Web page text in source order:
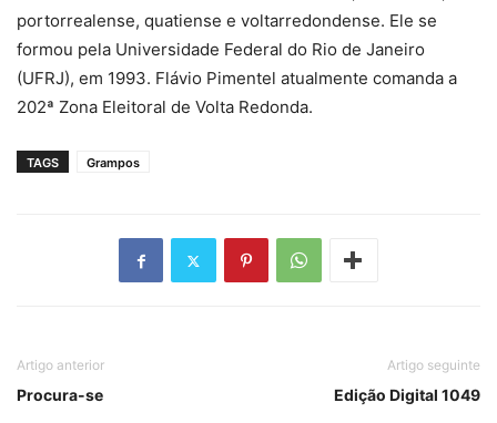
portorrealense, quatiense e voltarredondense. Ele se
formou pela Universidade Federal do Rio de Janeiro
(UFRJ), em 1993. Flávio Pimentel atualmente comanda a
202ª Zona Eleitoral de Volta Redonda.
TAGS Grampos
Artigo anterior
Procura-se
Artigo seguinte
Edição Digital 1049